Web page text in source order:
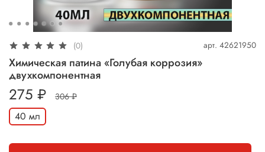
(0) арт. 42621950
Химическая патина «Голубая коррозия»
двухкомпонентная
275 ₽ 306 ₽
40 мл